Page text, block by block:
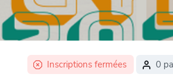
Inscriptions fermées 0